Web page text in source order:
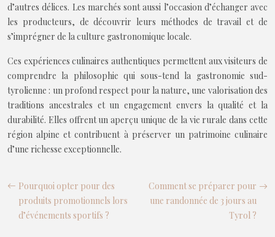
d’autres délices. Les marchés sont aussi l’occasion d’échanger avec
les producteurs, de découvrir leurs méthodes de travail et de
s’imprégner de la culture gastronomique locale.
Ces expériences culinaires authentiques permettent aux visiteurs de
comprendre la philosophie qui sous-tend la gastronomie sud-
tyrolienne : un profond respect pour la nature, une valorisation des
traditions ancestrales et un engagement envers la qualité et la
durabilité. Elles offrent un aperçu unique de la vie rurale dans cette
région alpine et contribuent à préserver un patrimoine culinaire
d’une richesse exceptionnelle.
Pourquoi opter pour des
produits promotionnels lors
d’événements sportifs ?
Comment se préparer pour
une randonnée de 3 jours au
Tyrol ?